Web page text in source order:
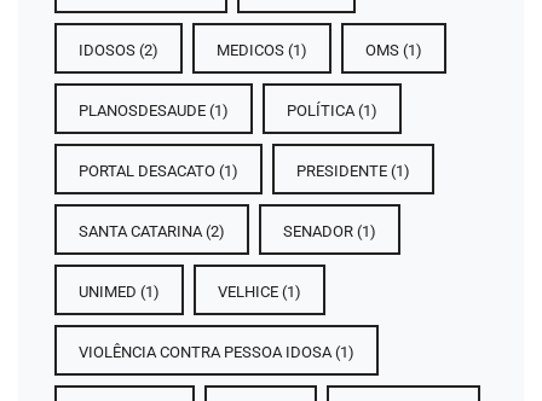
IDOSOS (2) MEDICOS (1) OMS (1)
PLANOSDESAUDE (1) POLÍTICA (1)
PORTAL DESACATO (1) PRESIDENTE (1)
SANTA CATARINA (2) SENADOR (1)
UNIMED (1) VELHICE (1)
VIOLÊNCIA CONTRA PESSOA IDOSA (1)